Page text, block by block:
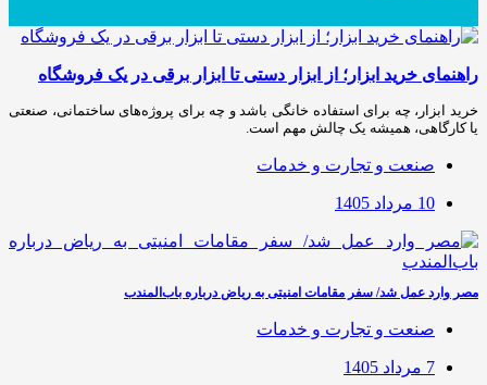
راهنمای خرید ابزار؛ از ابزار دستی تا ابزار برقی در یک فروشگاه
خرید ابزار، چه برای استفاده خانگی باشد و چه برای پروژه‌های ساختمانی، صنعتی
یا کارگاهی، همیشه یک چالش مهم است.
صنعت و تجارت و خدمات
10 مرداد 1405
مصر وارد عمل شد/ سفر مقامات امنیتی به ریاض درباره باب‌المندب
صنعت و تجارت و خدمات
7 مرداد 1405